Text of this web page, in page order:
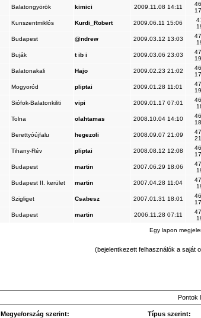
Balatongyörök kimici 2009.11.08 14:11
Kunszentmiklós Kurdi_Robert 2009.06.11 15:06
Budapest @ndrew 2009.03.12 13:03
Buják t ib i 2009.03.06 23:03
Balatonakali Hajo 2009.02.23 21:02
Mogyoród pliptai 2009.01.28 11:01
Siófok-Balatonkiliti vipi 2009.01.17 07:01
Tolna olahtamas 2008.10.04 14:10
Berettyóújfalu hegezoli 2008.09.07 21:09
Tihany-Rév pliptai 2008.08.12 12:08
Budapest martin 2007.06.29 18:06
Budapest II. kerület martin 2007.04.28 11:04
Szigliget Csabesz 2007.01.31 18:01
Budapest martin 2006.11.28 07:11
Egy lapon
(bejelentkezett felhasználók a saját
Pontok
Megye/ország szerint:
Típus szerint: